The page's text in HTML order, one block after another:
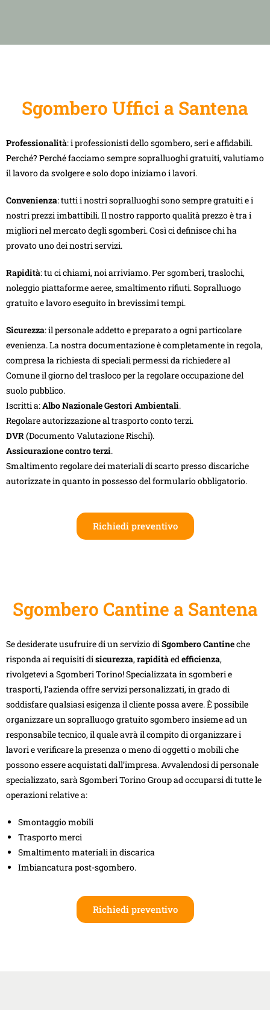
Sgombero Uffici a Santena
Professionalità: i professionisti dello sgombero, seri e affidabili.
Perché? Perché facciamo sempre sopralluoghi gratuiti, valutiamo
il lavoro da svolgere e solo dopo iniziamo i lavori.
Convenienza: tutti i nostri sopralluoghi sono sempre gratuiti e i
nostri prezzi imbattibili. Il nostro rapporto qualità prezzo è tra i
migliori nel mercato degli sgomberi. Così ci definisce chi ha
provato uno dei nostri servizi.
Rapidità: tu ci chiami, noi arriviamo. Per sgomberi, traslochi,
noleggio piattaforme aeree, smaltimento rifiuti. Sopralluogo
gratuito e lavoro eseguito in brevissimi tempi.
Sicurezza: il personale addetto e preparato a ogni particolare
evenienza. La nostra documentazione è completamente in regola,
compresa la richiesta di speciali permessi da richiedere al
Comune il giorno del trasloco per la regolare occupazione del
suolo pubblico.
Iscritti a:Albo Nazionale Gestori Ambientali.
Regolare autorizzazione al trasporto conto terzi.
DVR (Documento Valutazione Rischi).
Assicurazione contro terzi.
Smaltimento regolare dei materiali di scarto presso discariche
autorizzate in quanto in possesso del formulario obbligatorio.
Richiedi preventivo
Sgombero Cantine a Santena
Se desiderate usufruire di un servizio di Sgombero Cantineche
risponda ai requisiti di sicurezza, rapidità ed efficienza,
rivolgetevi a Sgomberi Torino! Specializzata in sgomberi e
trasporti, l’azienda offre servizi personalizzati, in grado di
soddisfare qualsiasi esigenza il cliente possa avere. È possibile
organizzare un sopralluogo gratuito sgombero insieme ad un
responsabile tecnico, il quale avrà il compito di organizzare i
lavori e verificare la presenza o meno di oggetti o mobili che
possono essere acquistati dall’impresa. Avvalendosi di personale
specializzato, sarà Sgomberi Torino Group ad occuparsi di tutte le
operazioni relative a:
Smontaggio mobili
Trasporto merci
Smaltimento materiali in discarica
Imbiancatura post-sgombero.
Richiedi preventivo